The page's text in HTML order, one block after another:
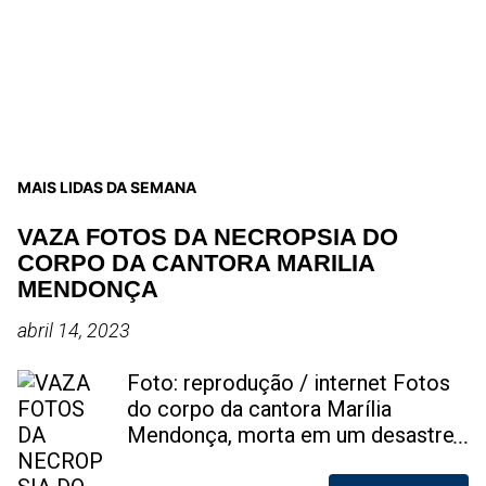
MAIS LIDAS DA SEMANA
VAZA FOTOS DA NECROPSIA DO
CORPO DA CANTORA MARILIA
MENDONÇA
abril 14, 2023
Foto: reprodução / internet Fotos
do corpo da cantora Marília
Mendonça, morta em um desastre